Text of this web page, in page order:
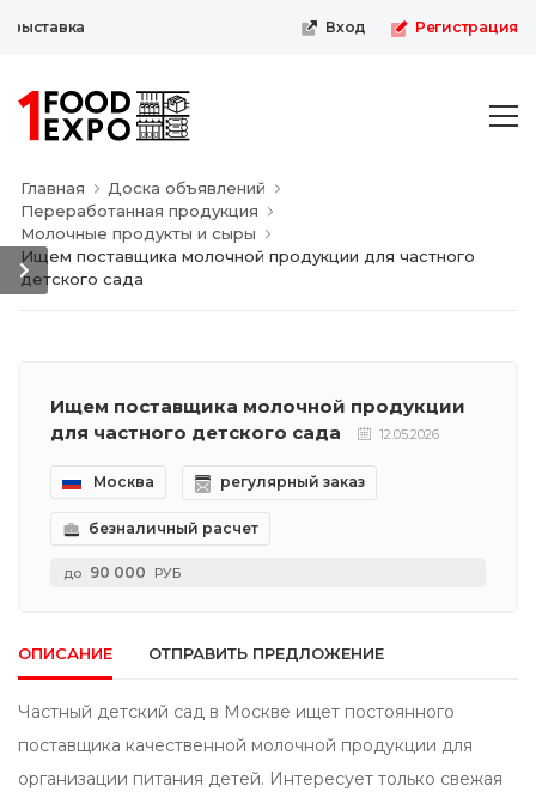
Вход Регистрация
Главная
Доска объявлений
Переработанная продукция
Молочные продукты и сыры
Ищем поставщика молочной продукции для частного
детского сада
Ищем поставщика молочной продукции
для частного детского сада
12.05.2026
Москва регулярный заказ
безналичный расчет
до 90 000 РУБ
ОПИСАНИЕ ОТПРАВИТЬ ПРЕДЛОЖЕНИЕ
Частный детский сад в Москве ищет постоянного
поставщика качественной молочной продукции для
организации питания детей. Интересует только свежая